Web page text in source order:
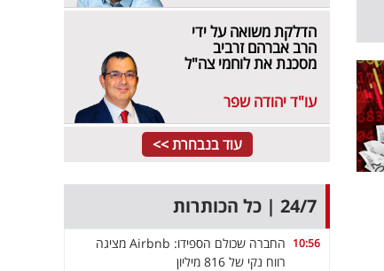
הדלקת משואה על ידי
הרב אברהם זרביב
מסכנת את לוחמי צה"ל
עו"ד יהודה שפר
עוד בנבחרת >>
24/7 | כל הכותרות
10:56
החברה שכולם הספידו: Airbnb מציגה
רווח נקי של 816 מיליון